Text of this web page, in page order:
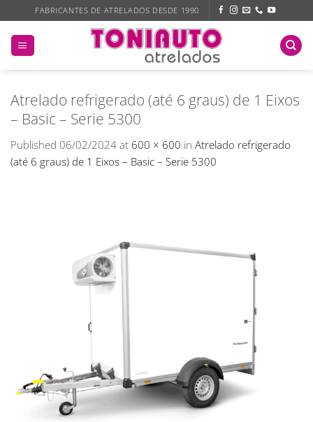
to
content
FABRICANTES DE ATRELADOS DESDE 1990
Atrelado refrigerado (até 6 graus) de 1 Eixos
– Basic – Serie 5300
Published 06/02/2024 at 600 × 600 in Atrelado refrigerado
(até 6 graus) de 1 Eixos – Basic – Serie 5300